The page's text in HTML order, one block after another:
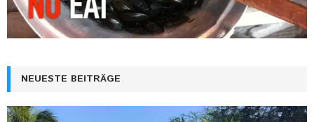
NEUESTE BEITRÄGE